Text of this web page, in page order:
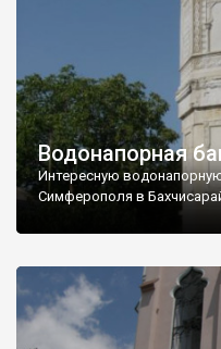
Водонапорная
Интересную
Симферополя в